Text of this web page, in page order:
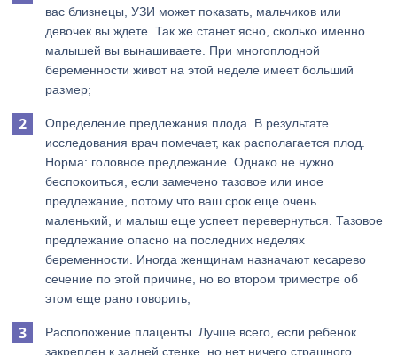
вас близнецы, УЗИ может показать, мальчиков или
девочек вы ждете. Так же станет ясно, сколько именно
малышей вы вынашиваете. При многоплодной
беременности живот на этой неделе имеет больший
размер;
Определение предлежания плода. В результате
исследования врач помечает, как располагается плод.
Норма: головное предлежание. Однако не нужно
беспокоиться, если замечено тазовое или иное
предлежание, потому что ваш срок еще очень
маленький, и малыш еще успеет перевернуться. Тазовое
предлежание опасно на последних неделях
беременности. Иногда женщинам назначают кесарево
сечение по этой причине, но во втором триместре об
этом еще рано говорить;
Расположение плаценты. Лучше всего, если ребенок
закреплен к задней стенке, но нет ничего страшного,